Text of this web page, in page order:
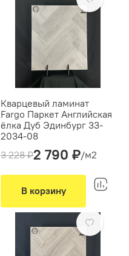
Кварцевый ламинат
Fargo Паркет Английская
ёлка Дуб Эдинбург 33-
2034-08
Толщина(мм):4
Вид укладки:
Английская елка
Цвет:Светло-серый
3 228 ₽2 790 ₽/м2
В корзину